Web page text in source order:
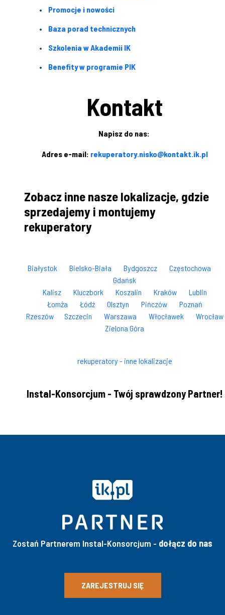
Promocje i nowości
Baza porad technicznych
Szkolenia w Akademii IK
Benefity w programie PIK
Kontakt
Napisz do nas:
Adres e-mail: rekuperatory.nisko@kontakt.ik.pl
Zobacz inne nasze lokalizacje, gdzie
sprzedajemy i montujemy
rekuperatory
Białystok Bielsko-Biała Bydgoszcz
Częstochowa
Gdańsk
Kalisz
Kluczbork Koszalin Kraków
Lublin
Łomża
Łódź Olsztyn Pińczów
Poznań
Rzeszów
Szczecin Warszawa Włocławek
Wrocław
Zielona Góra
rekuperatory - inne lokalizacje
Instal-Konsorcjum - Twój sprawdzony Partner!
Zostań Partnerem Instal-Konsorcjum - dołącz do nas
ZAREJESTRUJ SIĘ